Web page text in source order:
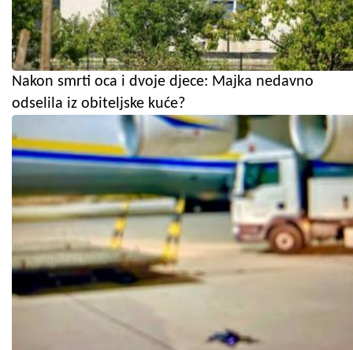
Nakon smrti oca i dvoje djece: Majka nedavno
odselila iz obiteljske kuće?